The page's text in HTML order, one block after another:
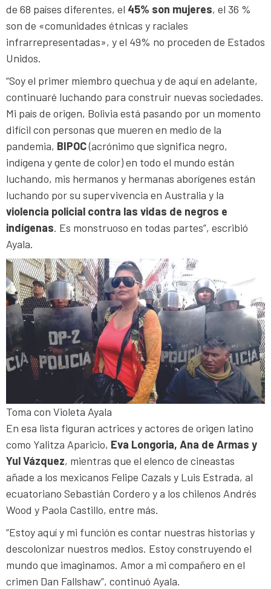
de 68 países diferentes, el 45% son mujeres, el 36 %
son de «comunidades étnicas y raciales
infrarrepresentadas», y el 49% no proceden de Estados
Unidos.
“Soy el primer miembro quechua y de aquí en adelante,
continuaré luchando para construir nuevas sociedades.
Mi país de origen, Bolivia está pasando por un momento
difícil con personas que mueren en medio de la
pandemia, BIPOC(acrónimo que significa negro,
indígena y gente de color) en todo el mundo están
luchando, mis hermanos y hermanas aborígenes están
luchando por su supervivencia en Australia y la
violencia policial contra las vidas de negros e
indígenas. Es monstruoso en todas partes”, escribió
Ayala.
Toma con Violeta Ayala
En esa lista figuran actrices y actores de origen latino
como Yalitza Aparicio, Eva Longoria, Ana de Armas y
Yul Vázquez, mientras que el elenco de cineastas
añade a los mexicanos Felipe Cazals y Luis Estrada, al
ecuatoriano Sebastián Cordero y a los chilenos Andrés
Wood y Paola Castillo, entre más.
“Estoy aquí y mi función es contar nuestras historias y
descolonizar nuestros medios. Estoy construyendo el
mundo que imaginamos. Amor a mi compañero en el
crimen Dan Fallshaw”, continuó Ayala.